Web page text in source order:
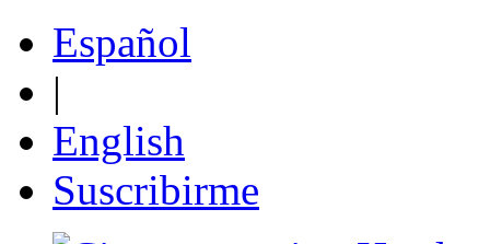
Español
|
English
Suscribirme